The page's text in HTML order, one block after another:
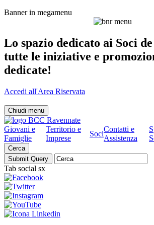
Banner in megamenu
Lo spazio dedicato ai Soci
tutte le iniziative e
dedicate!
Accedi all'Area Riservata
Chiudi menu
Giovani e
Famiglie
Territorio e
Imprese
Soci
Contatti e
Assistenza
Cerca
Tab social sx